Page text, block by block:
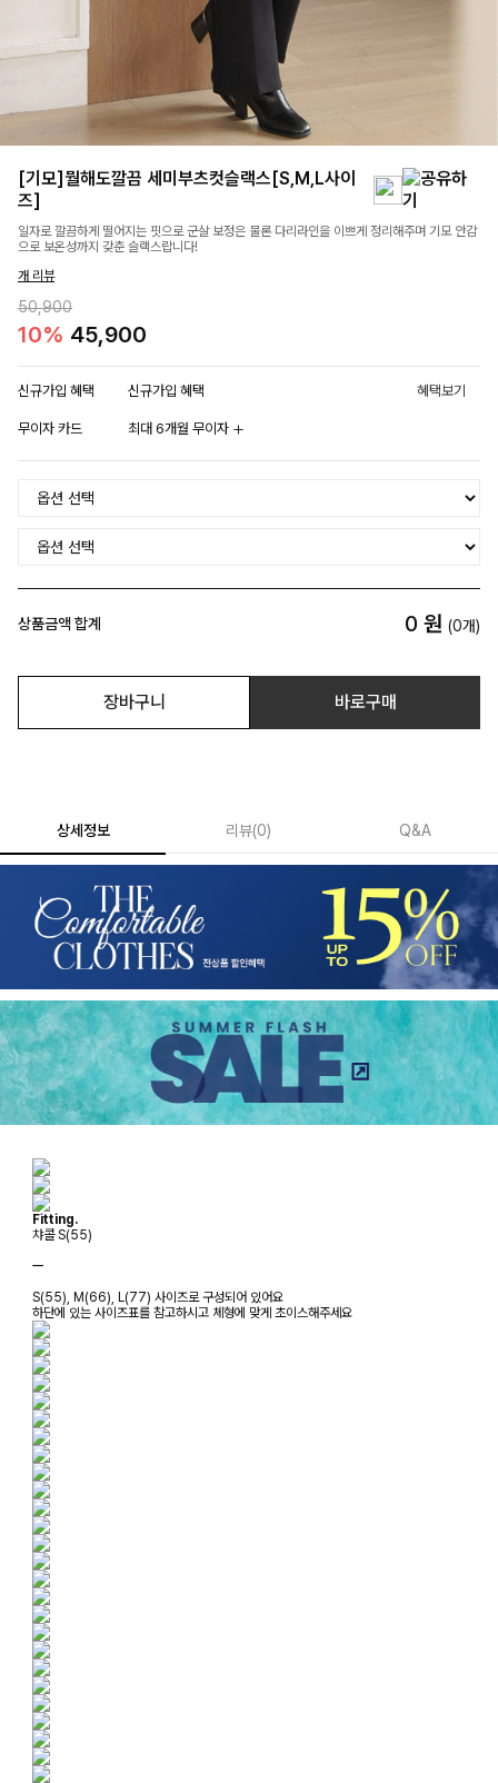
[기모]뭘해도깔끔 세미부츠컷슬랙스[S,M,L사이
즈]
일자로 깔끔하게 떨어지는 핏으로 군살 보정은 물론 다리라인을 이쁘게 정리해주며 기모 안감
으로 보온성까지 갖춘 슬랙스랍니다!
개 리뷰
50,900
10% 45,900
신규가입 혜택 신규가입 혜택 혜택보기
무이자 카드 최대 6개월 무이자
상품금액 합계 0 원 (0개)
장바구니 바로구매
상세정보 리뷰(0) Q&A
Fitting.
챠콜 S(55)
ㅡ
S(55), M(66), L(77) 사이즈로 구성되어 있어요
하단에 있는 사이즈표를 참고하시고 체형에 맞게 초이스해주세요